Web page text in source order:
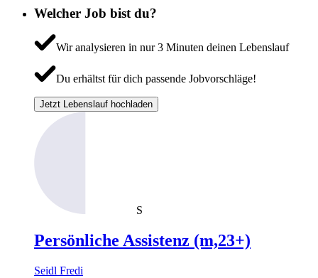
Welcher Job bist du?
Wir analysieren in nur 3 Minuten deinen Lebenslauf
Du erhältst für dich passende Jobvorschläge!
Jetzt Lebenslauf hochladen
S
Persönliche Assistenz (m,23+)
Seidl Fredi